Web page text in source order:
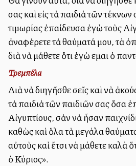
σας καὶ εἰς τὰ παιδιὰ τῶν
τιμωρίας ἐπαίδευσα ἐγὼ τοὺς
ἀναφέρετε τὰ θαύματά μου, τὰ
διὰ νὰ μάθετε ὅτι ἐγὼ εἶμαι ὁ
Τρεμπέλα
Διὰ νὰ διηγῆσθε σεῖς καὶ νὰ
τὰ παιδιὰ τῶν παιδιῶν σας ὅσα
Αἰγυπτίους, σὰν νὰ ἦσαν
καθὼς καὶ ὅλα τὰ μεγάλα
αὐτοὺς καὶ ἔτσι νὰ μάθετε καλὰ
ὁ Κύριος».